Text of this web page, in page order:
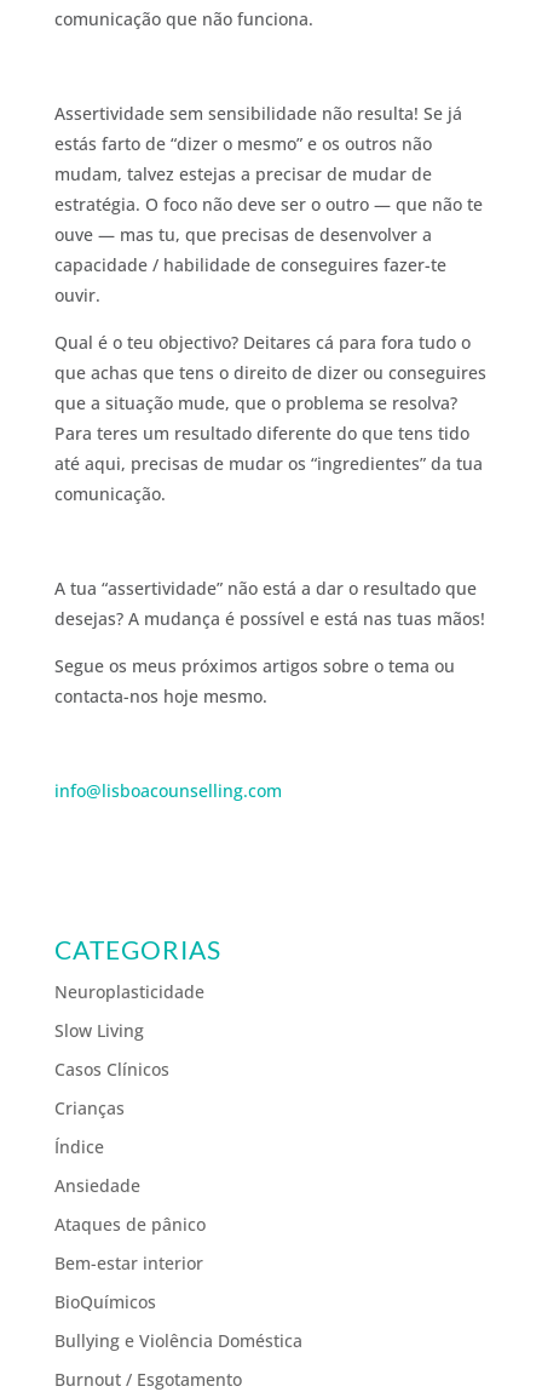
comunicação que não funciona.
Assertividade sem sensibilidade não resulta! Se já
estás farto de “dizer o mesmo” e os outros não
mudam, talvez estejas a precisar de mudar de
estratégia. O foco não deve ser o outro — que não te
ouve — mas tu, que precisas de desenvolver a
capacidade / habilidade de conseguires fazer-te
ouvir.
Qual é o teu objectivo? Deitares cá para fora tudo o
que achas que tens o direito de dizer ou conseguires
que a situação mude, que o problema se resolva?
Para teres um resultado diferente do que tens tido
até aqui, precisas de mudar os “ingredientes” da tua
comunicação.
A tua “assertividade” não está a dar o resultado que
desejas? A mudança é possível e está nas tuas mãos!
Segue os meus próximos artigos sobre o tema ou
contacta-nos hoje mesmo.
info@lisboacounselling.com
CATEGORIAS
Neuroplasticidade
Slow Living
Casos Clínicos
Crianças
Índice
Ansiedade
Ataques de pânico
Bem-estar interior
BioQuímicos
Bullying e Violência Doméstica
Burnout / Esgotamento